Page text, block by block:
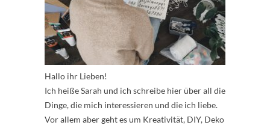
Hallo ihr Lieben!
Ich heiße Sarah und ich schreibe hier über all die
Dinge, die mich interessieren und die ich liebe.
Vor allem aber geht es um Kreativität, DIY, Deko